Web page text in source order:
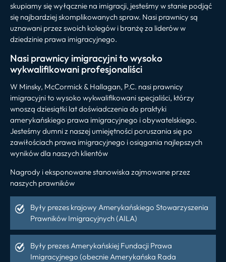
skupiamy się wyłącznie na imigracji, jesteśmy w stanie podjąć
się najbardziej skomplikowanych spraw. Nasi prawnicy są
uznawani przez swoich kolegów i branżę za liderów w
dziedzinie prawa imigracyjnego.
Nasi prawnicy imigracyjni to wysoko
wykwalifikowani profesjonaliści
W Minsky, McCormick & Hallagan, P.C. nasi prawnicy
imigracyjni to wysoko wykwalifikowani specjaliści, którzy
wnoszą dziesiątki lat doświadczenia do praktyki
amerykańskiego prawa imigracyjnego i obywatelskiego.
Jesteśmy dumni z naszej umiejętności poruszania się po
zawiłościach prawa imigracyjnego i osiągania najlepszych
wyników dla naszych klientów
Nagrody i eksponowane stanowiska zajmowane przez
naszych prawników
Były prezes krajowy Amerykańskiego Stowarzyszenia
Prawników Imigracyjnych (AILA)
Były prezes Amerykańskiej Fundacji Prawa
Imigracyjnego (obecnie Amerykańska Rada